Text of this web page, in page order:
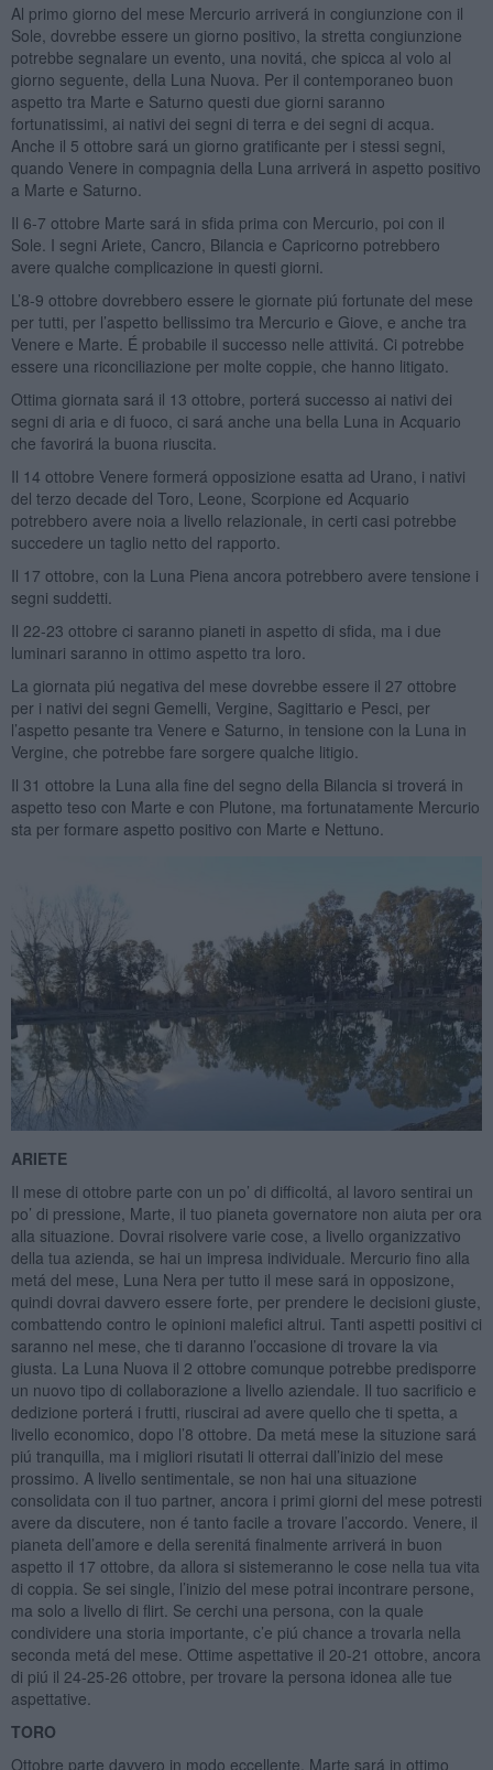
Al primo giorno del mese Mercurio arriverá in congiunzione con il
Sole, dovrebbe essere un giorno positivo, la stretta congiunzione
potrebbe segnalare un evento, una novitá, che spicca al volo al
giorno seguente, della Luna Nuova. Per il contemporaneo buon
aspetto tra Marte e Saturno questi due giorni saranno
fortunatissimi, ai nativi dei segni di terra e dei segni di acqua.
Anche il 5 ottobre sará un giorno gratificante per i stessi segni,
quando Venere in compagnia della Luna arriverá in aspetto positivo
a Marte e Saturno.
Il 6-7 ottobre Marte sará in sfida prima con Mercurio, poi con il
Sole. I segni Ariete, Cancro, Bilancia e Capricorno potrebbero
avere qualche complicazione in questi giorni.
L’8-9 ottobre dovrebbero essere le giornate piú fortunate del mese
per tutti, per l’aspetto bellissimo tra Mercurio e Giove, e anche tra
Venere e Marte. É probabile il successo nelle attivitá. Ci potrebbe
essere una riconciliazione per molte coppie, che hanno litigato.
Ottima giornata sará il 13 ottobre, porterá successo ai nativi dei
segni di aria e di fuoco, ci sará anche una bella Luna in Acquario
che favorirá la buona riuscita.
Il 14 ottobre Venere formerá opposizione esatta ad Urano, i nativi
del terzo decade del Toro, Leone, Scorpione ed Acquario
potrebbero avere noia a livello relazionale, in certi casi potrebbe
succedere un taglio netto del rapporto.
Il 17 ottobre, con la Luna Piena ancora potrebbero avere tensione i
segni suddetti.
Il 22-23 ottobre ci saranno pianeti in aspetto di sfida, ma i due
luminari saranno in ottimo aspetto tra loro.
La giornata piú negativa del mese dovrebbe essere il 27 ottobre
per i nativi dei segni Gemelli, Vergine, Sagittario e Pesci, per
l’aspetto pesante tra Venere e Saturno, in tensione con la Luna in
Vergine, che potrebbe fare sorgere qualche litigio.
Il 31 ottobre la Luna alla fine del segno della Bilancia si troverá in
aspetto teso con Marte e con Plutone, ma fortunatamente Mercurio
sta per formare aspetto positivo con Marte e Nettuno.
ARIETE
Il mese di ottobre parte con un po’ di difficoltá, al lavoro sentirai un
po’ di pressione, Marte, il tuo pianeta governatore non aiuta per ora
alla situazione. Dovrai risolvere varie cose, a livello organizzativo
della tua azienda, se hai un impresa individuale. Mercurio fino alla
metá del mese, Luna Nera per tutto il mese sará in opposizone,
quindi dovrai davvero essere forte, per prendere le decisioni giuste,
combattendo contro le opinioni malefici altrui. Tanti aspetti positivi ci
saranno nel mese, che ti daranno l’occasione di trovare la via
giusta. La Luna Nuova il 2 ottobre comunque potrebbe predisporre
un nuovo tipo di collaborazione a livello aziendale. Il tuo sacrificio e
dedizione porterá i frutti, riuscirai ad avere quello che ti spetta, a
livello economico, dopo l’8 ottobre. Da metá mese la situzione sará
piú tranquilla, ma i migliori risutati li otterrai dall’inizio del mese
prossimo. A livello sentimentale, se non hai una situazione
consolidata con il tuo partner, ancora i primi giorni del mese potresti
avere da discutere, non é tanto facile a trovare l’accordo. Venere, il
pianeta dell’amore e della serenitá finalmente arriverá in buon
aspetto il 17 ottobre, da allora si sistemeranno le cose nella tua vita
di coppia. Se sei single, l’inizio del mese potrai incontrare persone,
ma solo a livello di flirt. Se cerchi una persona, con la quale
condividere una storia importante, c’e piú chance a trovarla nella
seconda metá del mese. Ottime aspettative il 20-21 ottobre, ancora
di piú il 24-25-26 ottobre, per trovare la persona idonea alle tue
aspettative.
TORO
Ottobre parte davvero in modo eccellente, Marte sará in ottimo